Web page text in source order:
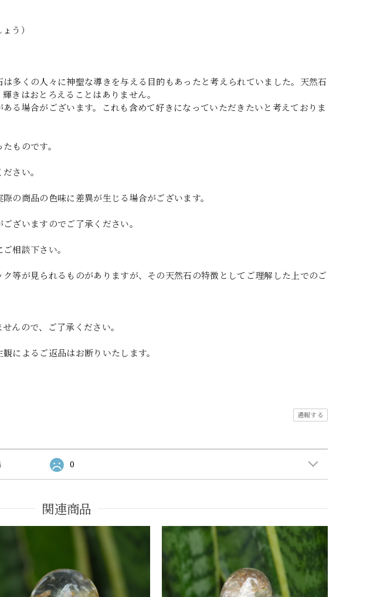
う）
多くの人々に神聖な導きを与える目的もあったと考えられていました。天然石
きはおとろえることはありません。
る場合がございます。これも含めて好きになっていただきたいと考えておりま
ものです。
さい。
の商品の色味に差異が生じる場合がございます。
ざいますのでご了承ください。
相談下さい。
等が見られるものがありますが、その天然石の特徴としてご理解した上でのご
んので、ご了承ください。
によるご返品はお断りいたします。
通報する
0
関連商品